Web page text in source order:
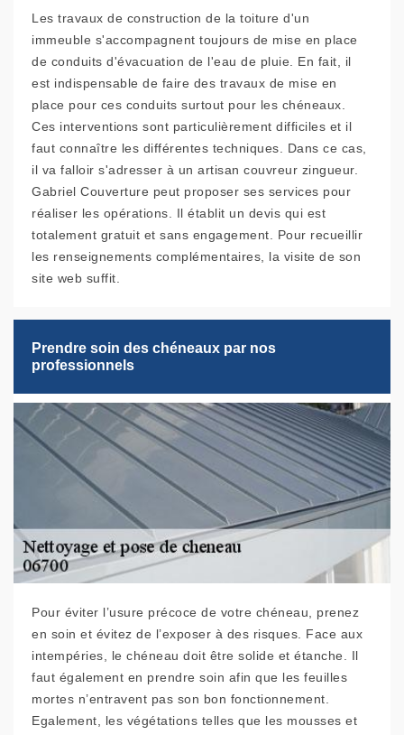
Les travaux de construction de la toiture d'un
immeuble s'accompagnent toujours de mise en place
de conduits d'évacuation de l'eau de pluie. En fait, il
est indispensable de faire des travaux de mise en
place pour ces conduits surtout pour les chéneaux.
Ces interventions sont particulièrement difficiles et il
faut connaître les différentes techniques. Dans ce cas,
il va falloir s'adresser à un artisan couvreur zingueur.
Gabriel Couverture peut proposer ses services pour
réaliser les opérations. Il établit un devis qui est
totalement gratuit et sans engagement. Pour recueillir
les renseignements complémentaires, la visite de son
site web suffit.
Prendre soin des chéneaux par nos
professionnels
Pour éviter l’usure précoce de votre chéneau, prenez
en soin et évitez de l’exposer à des risques. Face aux
intempéries, le chéneau doit être solide et étanche. Il
faut également en prendre soin afin que les feuilles
mortes n’entravent pas son bon fonctionnement.
Egalement, les végétations telles que les mousses et